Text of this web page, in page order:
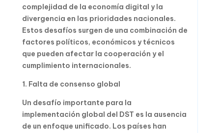
complejidad de la economía digital y la
divergencia en las prioridades nacionales.
Estos desafíos surgen de una combinación de
factores políticos, económicos y técnicos
que pueden afectar la cooperación y el
cumplimiento internacionales.
1. Falta de consenso global
Un desafío importante para la
implementación global del DST es la ausencia
de un enfoque unificado. Los países han